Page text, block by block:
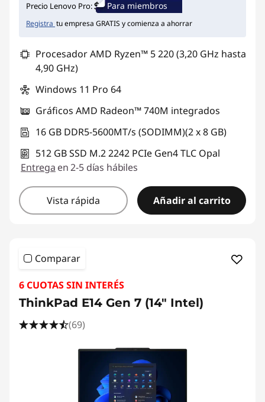
Precio Lenovo Pro: Para miembros
Registra tu empresa GRATIS y comienza a ahorrar
Procesador AMD Ryzen™ 5 220 (3,20 GHz hasta
4,90 GHz)
Windows 11 Pro 64
Gráficos AMD Radeon™ 740M integrados
16 GB DDR5-5600MT/s (SODIMM)(2 x 8 GB)
512 GB SSD M.2 2242 PCIe Gen4 TLC Opal
Entrega en 2-5 días hábiles
Vista rápida Añadir al carrito
Comparar
6 CUOTAS SIN INTERÉS
ThinkPad E14 Gen 7 (14" Intel)
(69)